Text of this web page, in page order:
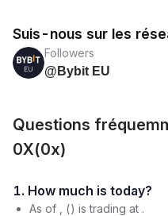
Suis-nous sur les
Followers
@Bybit EU
Questions
0X(0x)
1. How much is today?
As of , () is trading at .